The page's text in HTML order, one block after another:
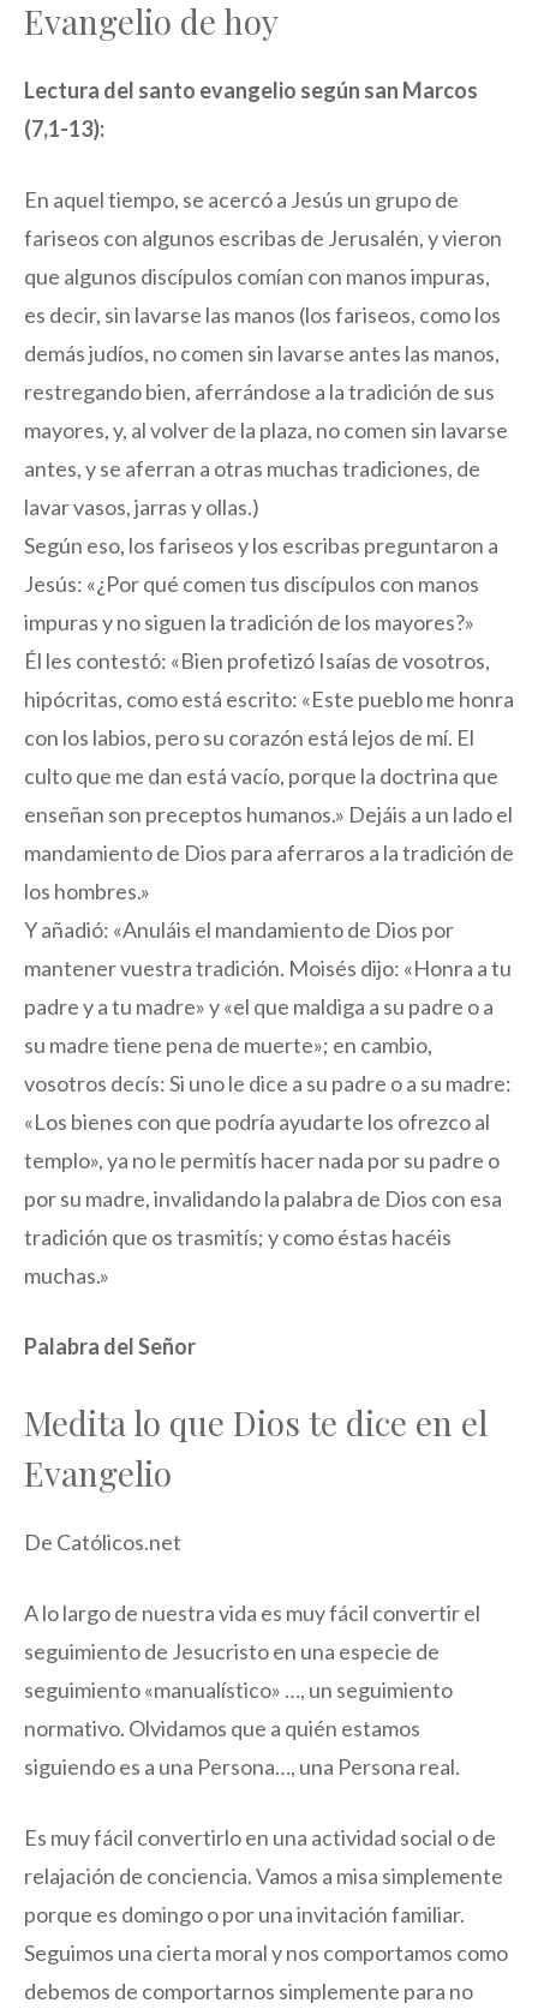
Evangelio de hoy
Lectura del santo evangelio según san Marcos
(7,1-13):
En aquel tiempo, se acercó a Jesús un grupo de
fariseos con algunos escribas de Jerusalén, y vieron
que algunos discípulos comían con manos impuras,
es decir, sin lavarse las manos (los fariseos, como los
demás judíos, no comen sin lavarse antes las manos,
restregando bien, aferrándose a la tradición de sus
mayores, y, al volver de la plaza, no comen sin lavarse
antes, y se aferran a otras muchas tradiciones, de
lavar vasos, jarras y ollas.)
Según eso, los fariseos y los escribas preguntaron a
Jesús: «¿Por qué comen tus discípulos con manos
impuras y no siguen la tradición de los mayores?»
Él les contestó: «Bien profetizó Isaías de vosotros,
hipócritas, como está escrito: «Este pueblo me honra
con los labios, pero su corazón está lejos de mí. El
culto que me dan está vacío, porque la doctrina que
enseñan son preceptos humanos.» Dejáis a un lado el
mandamiento de Dios para aferraros a la tradición de
los hombres.»
Y añadió: «Anuláis el mandamiento de Dios por
mantener vuestra tradición. Moisés dijo: «Honra a tu
padre y a tu madre» y «el que maldiga a su padre o a
su madre tiene pena de muerte»; en cambio,
vosotros decís: Si uno le dice a su padre o a su madre:
«Los bienes con que podría ayudarte los ofrezco al
templo», ya no le permitís hacer nada por su padre o
por su madre, invalidando la palabra de Dios con esa
tradición que os trasmitís; y como éstas hacéis
muchas.»
Palabra del Señor
Medita lo que Dios te dice en el
Evangelio
De Católicos.net
A lo largo de nuestra vida es muy fácil convertir el
seguimiento de Jesucristo en una especie de
seguimiento «manualístico» …, un seguimiento
normativo. Olvidamos que a quién estamos
siguiendo es a una Persona…, una Persona real.
Es muy fácil convertirlo en una actividad social o de
relajación de conciencia. Vamos a misa simplemente
porque es domingo o por una invitación familiar.
Seguimos una cierta moral y nos comportamos como
debemos de comportarnos simplemente para no